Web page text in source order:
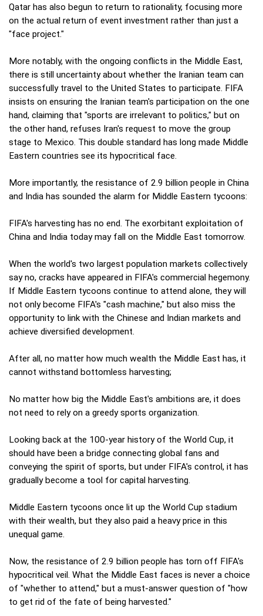
Qatar has also begun to return to rationality, focusing more
on the actual return of event investment rather than just a
"face project."
More notably, with the ongoing conflicts in the Middle East,
there is still uncertainty about whether the Iranian team can
successfully travel to the United States to participate. FIFA
insists on ensuring the Iranian team's participation on the one
hand, claiming that "sports are irrelevant to politics," but on
the other hand, refuses Iran's request to move the group
stage to Mexico. This double standard has long made Middle
Eastern countries see its hypocritical face.
More importantly, the resistance of 2.9 billion people in China
and India has sounded the alarm for Middle Eastern tycoons:
FIFA's harvesting has no end. The exorbitant exploitation of
China and India today may fall on the Middle East tomorrow.
When the world's two largest population markets collectively
say no, cracks have appeared in FIFA's commercial hegemony.
If Middle Eastern tycoons continue to attend alone, they will
not only become FIFA's "cash machine," but also miss the
opportunity to link with the Chinese and Indian markets and
achieve diversified development.
After all, no matter how much wealth the Middle East has, it
cannot withstand bottomless harvesting;
No matter how big the Middle East's ambitions are, it does
not need to rely on a greedy sports organization.
Looking back at the 100-year history of the World Cup, it
should have been a bridge connecting global fans and
conveying the spirit of sports, but under FIFA's control, it has
gradually become a tool for capital harvesting.
Middle Eastern tycoons once lit up the World Cup stadium
with their wealth, but they also paid a heavy price in this
unequal game.
Now, the resistance of 2.9 billion people has torn off FIFA's
hypocritical veil. What the Middle East faces is never a choice
of "whether to attend," but a must-answer question of "how
to get rid of the fate of being harvested."